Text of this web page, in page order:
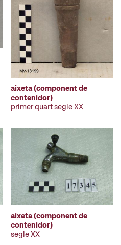
aixeta (component de
contenidor)
primer quart segle XX
aixeta (component de
contenidor)
segle XX